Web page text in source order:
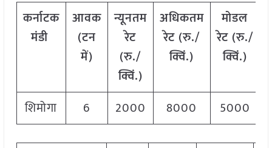
कर्नाटक
मंडी
आवक
(टन
में)
न्यूनतम
रेट
(रु./
क्विं.)
अधिकतम
रेट (रु./
क्विं.)
मोडल
रेट (रु./
क्विं.)
शिमोगा 6 2000 8000 5000